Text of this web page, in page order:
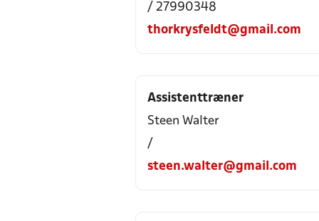
/ 27990348
thorkrysfeldt@gmail.com
Assistenttræner
Steen Walter
/
steen.walter@gmail.com